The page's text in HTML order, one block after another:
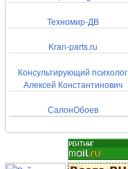
Техномир-ДВ
Kran-parts.ru
Консультирующий психолог
Алексей Константинович
СалонОбоев